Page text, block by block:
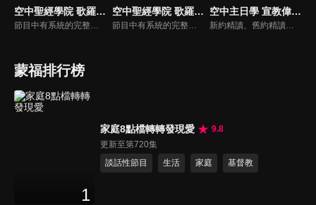
空中聖經學院 歌羅西書（吳榮滁）
節目中有系統的完整講解聖經真理，邀請受過解經講道訓練的老師，按著正意分解真理的道，帶領弟兄姊妹更深的了解聖經的浩瀚與偉大。
空中聖經學院 歌羅西書（李建儒）
節目中有系統的完整講解聖經真理，邀請受過解經講道訓練的老師，按著正意分解真理的道，帶領弟兄姊妹更深的了解聖經的浩瀚與偉大
空中主日學 宣教偉人列傳
新約精讀、舊約精讀、門徒造就、神學與教會歷史等主題系列，全方位裝備基督徒生命，教師與牧師精闢解析，幫助您更加明白聖經真理，走進神的心意。
蒙福排行榜
1
家庭8點檔轉轉發現愛
9.8
更新至第720集
談話性節目
生活 家庭 基督教